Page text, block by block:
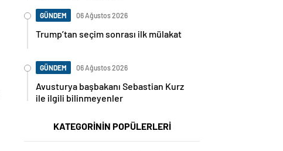
GÜNDEM 06 Ağustos 2026
Trump’tan seçim sonrası ilk mülakat
GÜNDEM 06 Ağustos 2026
Avusturya başbakanı Sebastian Kurz
ile ilgili bilinmeyenler
KATEGORİNİN POPÜLERLERİ